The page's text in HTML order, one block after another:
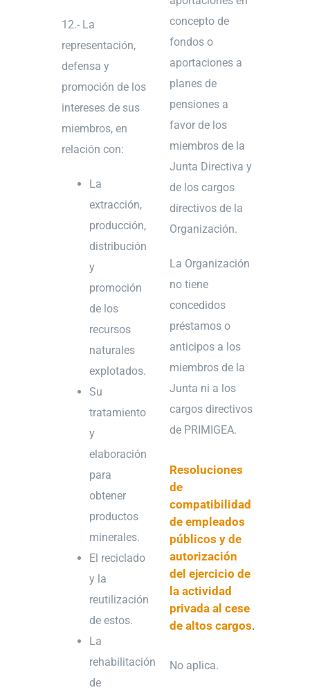
12.- La
representación,
defensa y
promoción de los
intereses de sus
miembros, en
relación con:
La
extracción,
producción,
distribución
y
promoción
de los
recursos
naturales
explotados.
Su
tratamiento
y
elaboración
para
obtener
productos
minerales.
El reciclado
y la
reutilización
de estos.
La
rehabilitación
de
concepto de
fondos o
aportaciones a
planes de
pensiones a
favor de los
miembros de la
Junta Directiva y
de los cargos
directivos de la
Organización.
La Organización
no tiene
concedidos
préstamos o
anticipos a los
miembros de la
Junta ni a los
cargos directivos
de PRIMIGEA.
Resoluciones
de
compatibilidad
de empleados
públicos y de
autorización
del ejercicio de
la actividad
privada al cese
de altos cargos.
No aplica.